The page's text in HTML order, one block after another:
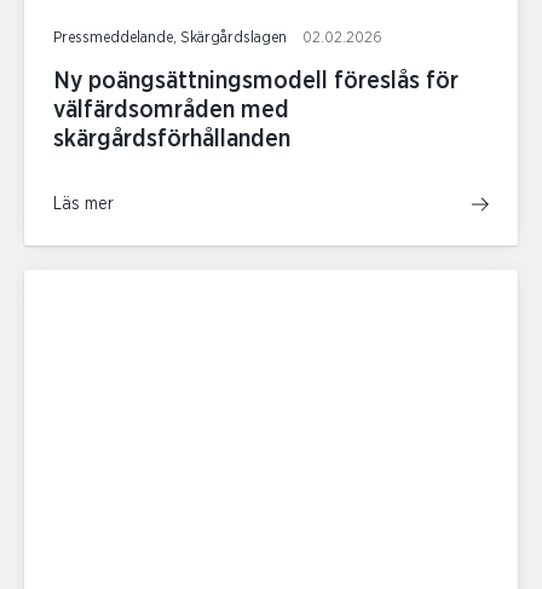
Pressmeddelande, Skärgårdslagen 02.02.2026
Ny poängsättningsmodell föreslås för
välfärdsområden med
skärgårdsförhållanden
Läs mer